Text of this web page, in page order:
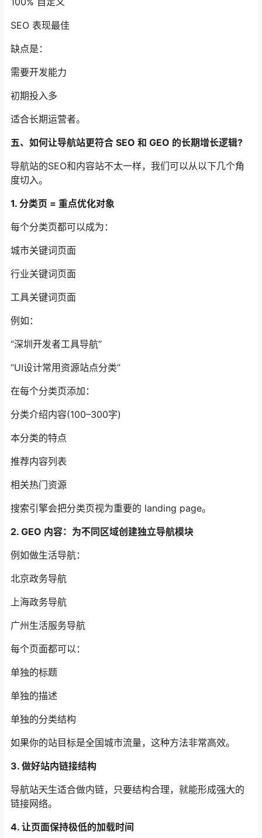
SEO 表现最佳
缺点是：
需要开发能力
初期投入多
适合长期运营者。
五、如何让导航站更符合 SEO 和 GEO 的长期增长逻辑?
导航站的SEO和内容站不太一样，我们可以从以下几个角
度切入。
1. 分类页 = 重点优化对象
每个分类页都可以成为：
城市关键词页面
行业关键词页面
工具关键词页面
例如：
“深圳开发者工具导航”
“UI设计常用资源站点分类”
在每个分类页添加：
分类介绍内容(100–300字)
本分类的特点
推荐内容列表
相关热门资源
搜索引擎会把分类页视为重要的 landing page。
2. GEO 内容：为不同区域创建独立导航模块
例如做生活导航：
北京政务导航
上海政务导航
广州生活服务导航
每个页面都可以：
单独的标题
单独的描述
单独的分类结构
如果你的站目标是全国城市流量，这种方法非常高效。
3. 做好站内链接结构
导航站天生适合做内链，只要结构合理，就能形成强大的
链接网络。
4. 让页面保持极低的加载时间